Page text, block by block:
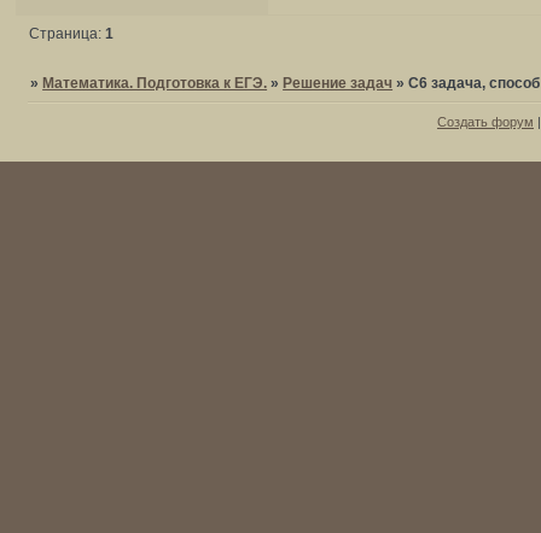
Страница: 1
» Математика. Подготовка к ЕГЭ. » Решение задач »C6 задача,
Создать форум